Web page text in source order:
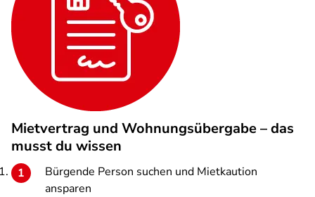
Mietvertrag und Wohnungsübergabe – das
musst du wissen
Bürgende Person suchen und Mietkaution
ansparen